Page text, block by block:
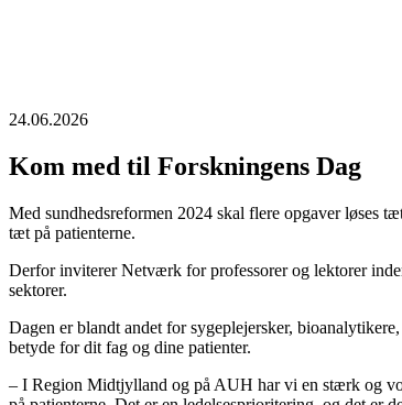
24.06.2026
Kom med til Forskningens Dag
Med sundhedsreformen 2024 skal flere opgaver løses
tæt på patienterne.
Derfor inviterer Netværk for professorer og lektorer
sektorer.
Dagen er blandt andet for sygeplejersker,
betyde for dit fag og dine patienter.
– I Region Midtjylland og på AUH har vi en stærk og